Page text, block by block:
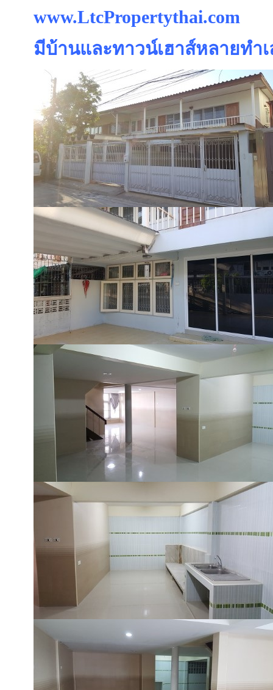
www.LtcPropertythai.com
มีบ้านและทาวน์เฮาส์หลายทำเ